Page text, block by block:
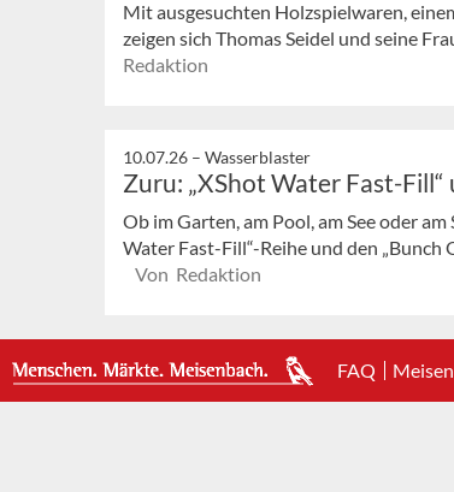
Mit ausgesuchten Holzspielwaren,
zeigen sich Thomas Seidel und seine
Redaktion
10.07.26 – Wasserblaster
Zuru: „XShot Water Fast-Fill“
Ob im Garten, am Pool, am See oder
Water Fast-Fill“-Reihe und den „Bunch
Von Redaktion
FAQ